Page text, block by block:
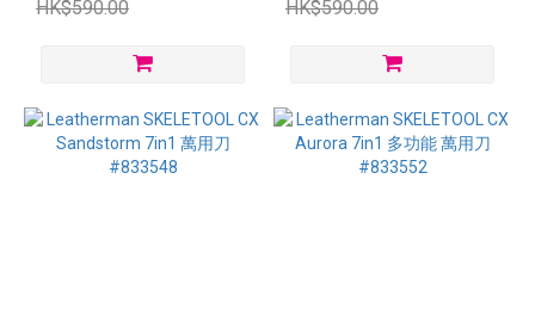
HK$590.00
HK$590.00